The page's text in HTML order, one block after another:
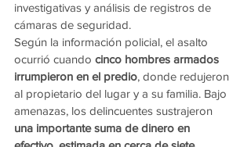
investigativas y análisis de registros de
cámaras de seguridad.
Según la información policial, el asalto
ocurrió cuando cinco hombres armados
irrumpieron en el predio, donde redujeron
al propietario del lugar y a su familia. Bajo
amenazas, los delincuentes sustrajeron
una importante suma de dinero en